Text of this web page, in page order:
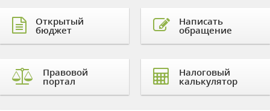
Открытый
бюджет
Правовой
портал
Написать
обращение
Налоговый
калькулятор